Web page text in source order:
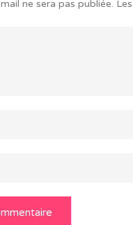
ne sera pas publiée.